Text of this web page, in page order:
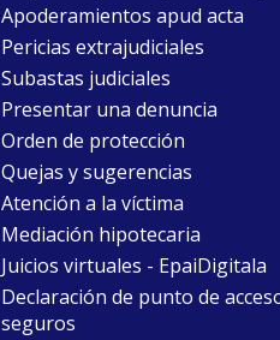
Apoderamientos apud acta
Pericias extrajudiciales
Subastas judiciales
Presentar una denuncia
Orden de protección
Quejas y sugerencias
Atención a la víctima
Mediación hipotecaria
Juicios virtuales - EpaiDigitala
Declaración de punto de
seguros